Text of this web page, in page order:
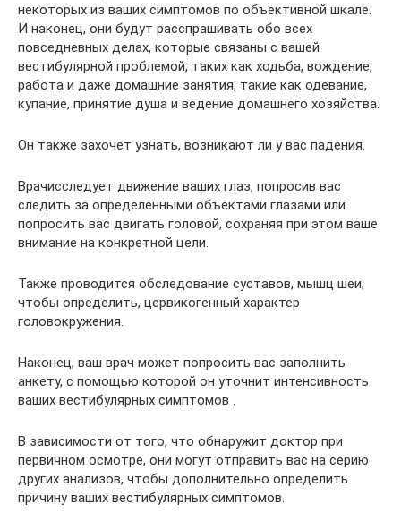
некоторых из ваших симптомов по объективной шкале.
И наконец, они будут расспрашивать обо всех
повседневных делах, которые связаны с вашей
вестибулярной проблемой, таких как ходьба, вождение,
работа и даже домашние занятия, такие как одевание,
купание, принятие душа и ведение домашнего хозяйства.
Он также захочет узнать, возникают ли у вас падения.
Врачисследует движение ваших глаз, попросив вас
следить за определенными объектами глазами или
попросить вас двигать головой, сохраняя при этом ваше
внимание на конкретной цели.
Также проводится обследование суставов, мышц шеи,
чтобы определить, цервикогенный характер
головокружения.
Наконец, ваш врач может попросить вас заполнить
анкету, с помощью которой он уточнит интенсивность
ваших вестибулярных симптомов .
В зависимости от того, что обнаружит доктор при
первичном осмотре, они могут отправить вас на серию
других анализов, чтобы дополнительно определить
причину ваших вестибулярных симптомов.